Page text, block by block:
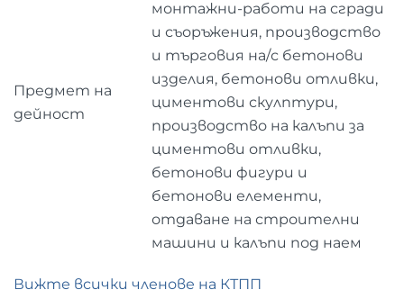
Предмет на
дейност
монтажни-работи на сгради
и съоръжения, производство
и търговия на/с бетонови
изделия, бетонови отливки,
циментови скулптури,
производство на калъпи за
циментови отливки,
бетонови фигури и
бетонови елементи,
отдаване на строителни
машини и калъпи под наем
Вижте всички членове на КТПП